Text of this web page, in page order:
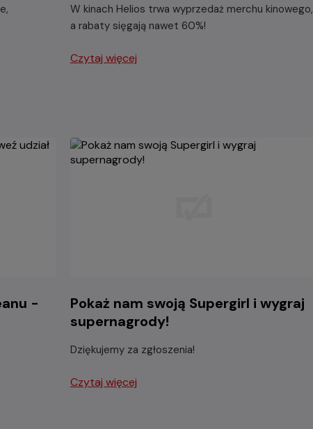
W kinach Helios trwa wyprzedaż merchu kinowego,
a rabaty sięgają nawet 60%!
Czytaj więcej
-
Pokaż nam swoją Supergirl i wygraj
supernagrody!
Dziękujemy za zgłoszenia!
Czytaj więcej